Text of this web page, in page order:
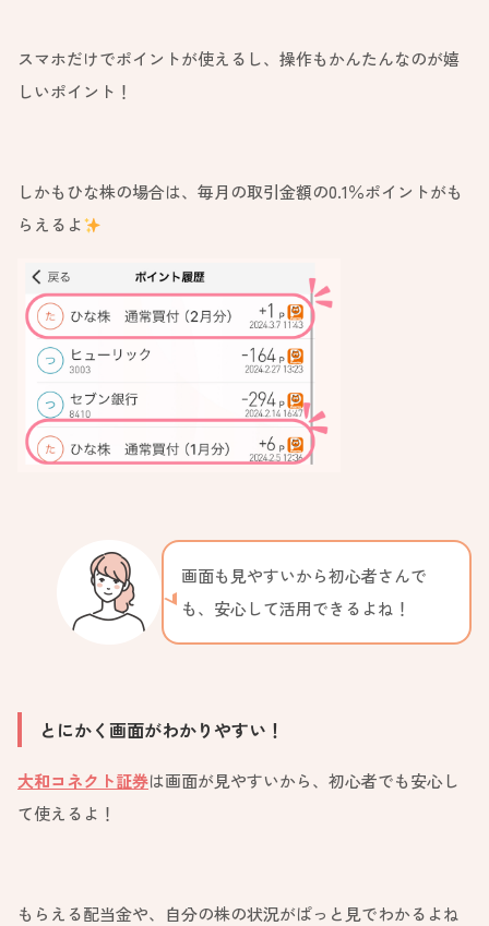
スマホだけでポイントが使えるし、操作もかんたんなのが嬉
しいポイント！
しかもひな株の場合は、毎月の取引金額の0.1％ポイントがも
らえるよ
画面も見やすいから初心者さんで
も、安心して活用できるよね！
とにかく画面がわかりやすい！
大和コネクト証券は画面が見やすいから、初心者でも安心し
て使えるよ！
もらえる配当金や、自分の株の状況がぱっと見でわかるよね